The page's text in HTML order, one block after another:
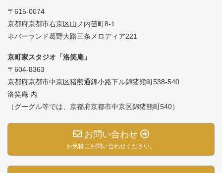
〒615-0074
京都府京都市右京区山ノ内苗町8-1
ネバーランド葛野大路三条メロディア221
京町家スタジオ「洛笑庵」
〒604-8363
京都府京都市中京区猪熊通錦小路下ル錦猪熊町538-540
洛笑庵 内
（グーグル等では、京都府京都市中京区錦猪熊町540）
お問い合わせ
お気軽にお問い合わせください。